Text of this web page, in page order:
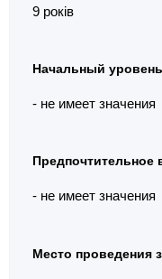
9 років
Начальный
- не имеет значения
Предпочтительное
- не имеет значения
Место проведения